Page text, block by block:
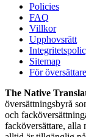
Policies
FAQ
Villkor
Upphovsrätt
Sitemap
För översättare
The Native
översättningsbyrå
och
facköversättare, alla